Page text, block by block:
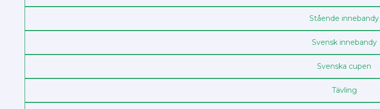
Stående innebandy
Svensk innebandy
Svenska cupen
Tävling